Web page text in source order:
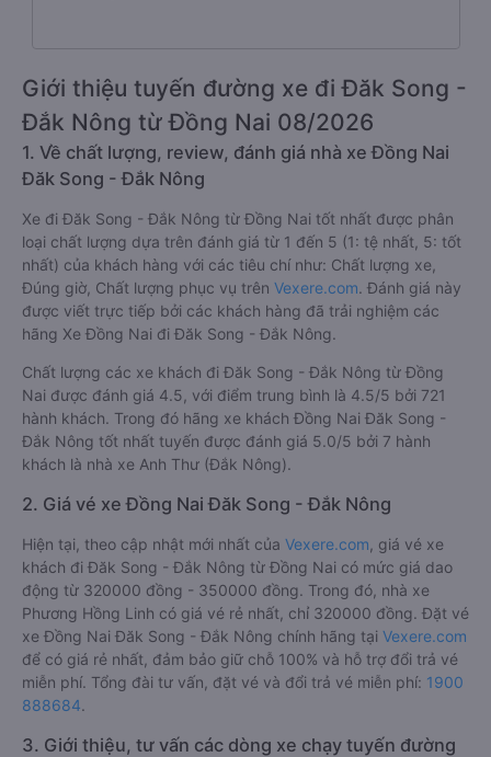
Giới thiệu tuyến đường xe đi Đăk Song -
Đắk Nông từ Đồng Nai 08/2026
1. Về chất lượng, review, đánh giá nhà xe Đồng Nai
Đăk Song - Đắk Nông
Xe đi Đăk Song - Đắk Nông từ Đồng Nai tốt nhất được phân
loại chất lượng dựa trên đánh giá từ 1 đến 5 (1: tệ nhất, 5: tốt
nhất) của khách hàng với các tiêu chí như: Chất lượng xe,
Đúng giờ, Chất lượng phục vụ trên Vexere.com. Đánh giá này
được viết trực tiếp bởi các khách hàng đã trải nghiệm các
hãng Xe Đồng Nai đi Đăk Song - Đắk Nông.
Chất lượng các xe khách đi Đăk Song - Đắk Nông từ Đồng
Nai được đánh giá 4.5, với điểm trung bình là 4.5/5 bởi 721
hành khách. Trong đó hãng xe khách Đồng Nai Đăk Song -
Đắk Nông tốt nhất tuyến được đánh giá 5.0/5 bởi 7 hành
khách là nhà xe Anh Thư (Đắk Nông).
2. Giá vé xe Đồng Nai Đăk Song - Đắk Nông
Hiện tại, theo cập nhật mới nhất của Vexere.com , giá vé xe
khách đi Đăk Song - Đắk Nông từ Đồng Nai có mức giá dao
động từ 320000 đồng - 350000 đồng. Trong đó, nhà xe
Phương Hồng Linh có giá vé rẻ nhất, chỉ 320000 đồng. Đặt vé
xe Đồng Nai Đăk Song - Đắk Nông chính hãng tại Vexere.com
để có giá rẻ nhất, đảm bảo giữ chỗ 100% và hỗ trợ đổi trả vé
miễn phí. Tổng đài tư vấn, đặt vé và đổi trả vé miễn phí: 1900
888684.
3. Giới thiệu, tư vấn các dòng xe chạy tuyến đường